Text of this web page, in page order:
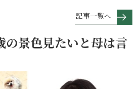
記事一覧へ
の景色見たいと母は言